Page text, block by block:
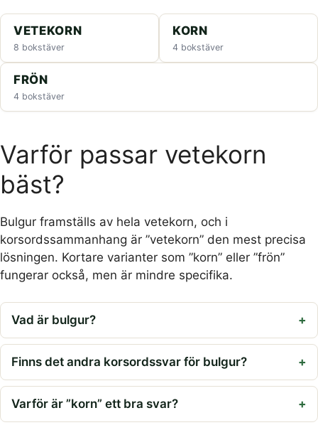
VETEKORN
8 bokstäver
KORN
4 bokstäver
FRÖN
4 bokstäver
Varför passar vetekorn
bäst?
Bulgur framställs av hela vetekorn, och i
korsordssammanhang är ”vetekorn” den mest precisa
lösningen. Kortare varianter som ”korn” eller ”frön”
fungerar också, men är mindre specifika.
Vad är bulgur?
Finns det andra korsordssvar för bulgur?
Varför är ”korn” ett bra svar?